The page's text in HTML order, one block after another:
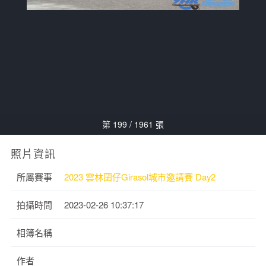
第 199 / 1961 張
照片資訊
所屬賽事 2023 雲林囝仔Girasol城市邀請賽 Day2
拍攝時間 2023-02-26 10:37:17
相簿名稱
作者